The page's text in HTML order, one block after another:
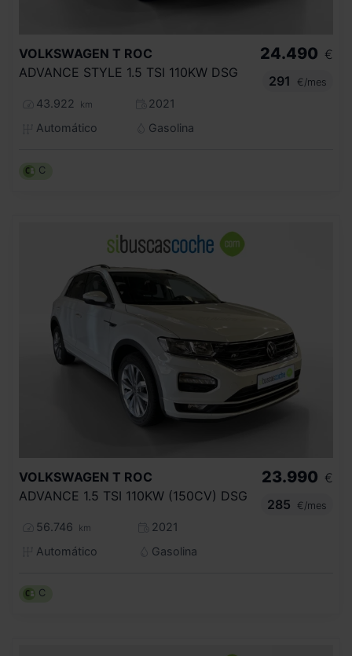
VOLKSWAGEN T ROC
ADVANCE STYLE 1.5 TSI 110KW DSG
43.922 km
2021
Automático
Gasolina
24.490 €
291
€/mes
C
VOLKSWAGEN T ROC
ADVANCE 1.5 TSI 110KW (150CV) DSG
56.746 km
2021
Automático
Gasolina
23.990 €
285
€/mes
C